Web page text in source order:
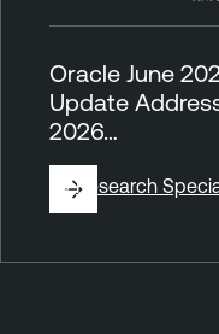
Oracle June
Update
2026…
ByResearch